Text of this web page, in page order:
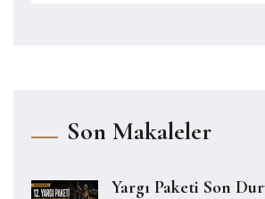
Son Makaleler
Yargı Paketi Son